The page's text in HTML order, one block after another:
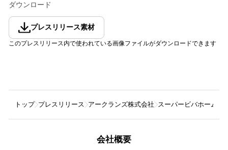
ダウンロード
プレスリリース素材
このプレスリリース内で使われている画像ファイルがダウンロードできます
トップ プレスリリース アークランズ株式会社 スーパービバホーム埼
会社概要